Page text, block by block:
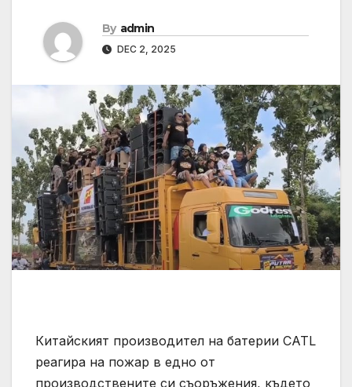
By admin
DEC 2, 2025
Китайският производител на батерии CATL
реагира на пожар в едно от
производствените си съоръжения, където